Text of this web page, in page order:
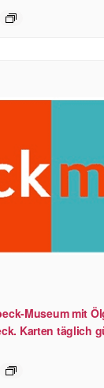
Museum mit
Karten täglich